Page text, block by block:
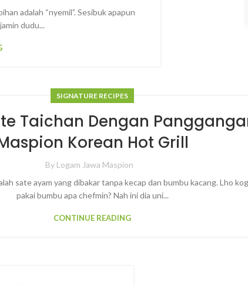
adalah “nyemil”. Sesibuk apapun
dudu...
SIGNATURE RECIPES
Taichan Dengan
Korean Hot Grill
By Logam Jawa Maspion
sate ayam yang dibakar tanpa kecap dan bumbu kacang. Lho
pakai bumbu apa chefmin? Nah ini dia uni...
CONTINUE READING